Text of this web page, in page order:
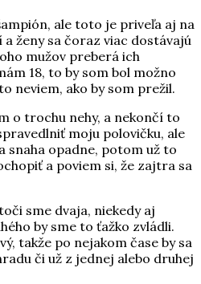
ale toto je priveľa aj na
ženy sa čoraz viac dostávajú
mužov preberá ich
18, to by som bol možno
neviem, ako by som prežil.
o trochu nehy, a nekončí to
moju polovičku, ale
snaha opadne, potom už to
a poviem si, že zajtra sa
sme dvaja, niekedy aj
by sme to ťažko zvládli.
takže po nejakom čase by sa
či už z jednej alebo druhej